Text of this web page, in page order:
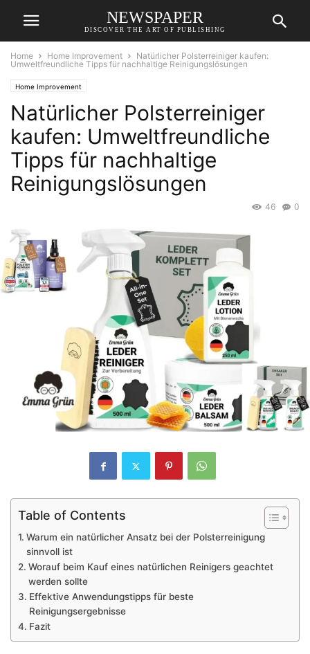
NEWSPAPER
DISCOVER THE ART OF PUBLISHING
Home Home Improvement
Natürlicher Polsterreiniger kaufen:
Umweltfreundliche Tipps für nachhaltige Reinigungslösungen
Home Improvement
Natürlicher Polsterreiniger
kaufen: Umweltfreundliche
Tipps für nachhaltige
Reinigungslösungen
0
46
Table of Contents
Warum ein natürlicher Ansatz bei der Polsterreinigung
sinnvoll ist
Worauf beim Kauf eines natürlichen Reinigers geachtet
werden sollte
Effektive Anwendungstipps für beste
Reinigungsergebnisse
Fazit